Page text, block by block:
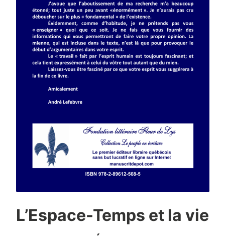
L’Espace-Temps et la vie